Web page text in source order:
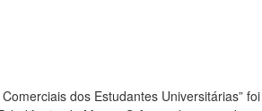
dos Estudantes Universitárias”